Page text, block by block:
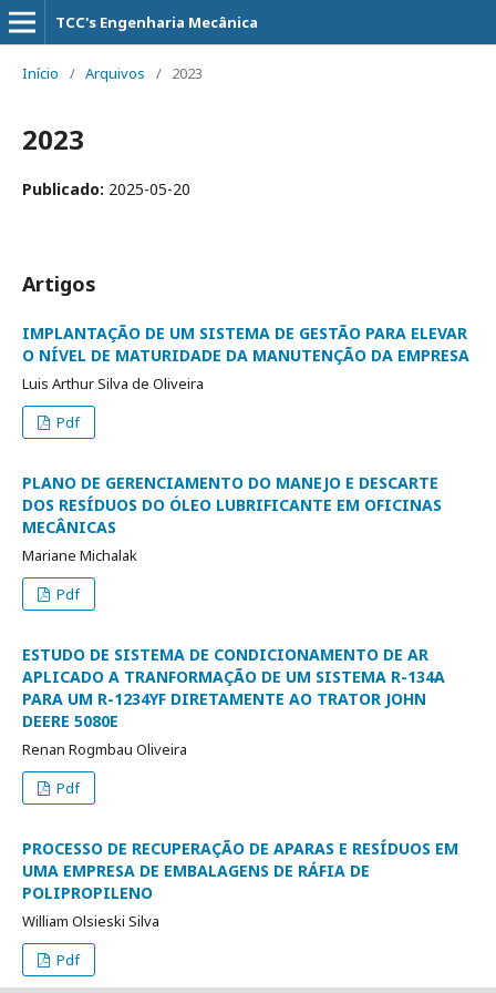
TCC's Engenharia Mecânica
Início / Arquivos / 2023
2023
Publicado: 2025-05-20
Artigos
IMPLANTAÇÃO DE UM SISTEMA DE GESTÃO PARA ELEVAR
O NÍVEL DE MATURIDADE DA MANUTENÇÃO DA EMPRESA
Luis Arthur Silva de Oliveira
Pdf
PLANO DE GERENCIAMENTO DO MANEJO E DESCARTE
DOS RESÍDUOS DO ÓLEO LUBRIFICANTE EM OFICINAS
MECÂNICAS
Mariane Michalak
Pdf
ESTUDO DE SISTEMA DE CONDICIONAMENTO DE AR
APLICADO A TRANFORMAÇÃO DE UM SISTEMA R-134A
PARA UM R-1234YF DIRETAMENTE AO TRATOR JOHN
DEERE 5080E
Renan Rogmbau Oliveira
Pdf
PROCESSO DE RECUPERAÇÃO DE APARAS E RESÍDUOS EM
UMA EMPRESA DE EMBALAGENS DE RÁFIA DE
POLIPROPILENO
William Olsieski Silva
Pdf